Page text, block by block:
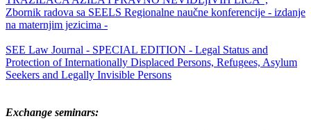
Zbornik radova sa SEELS Regionalne naučne konferencije - izdanje
na maternjim jezicima -
SEE Law Journal - SPECIAL EDITION - Legal Status and
Protection of Internationally Displaced Persons, Refugees, Asylum
Seekers and Legally Invisible Persons
Exchange seminars: